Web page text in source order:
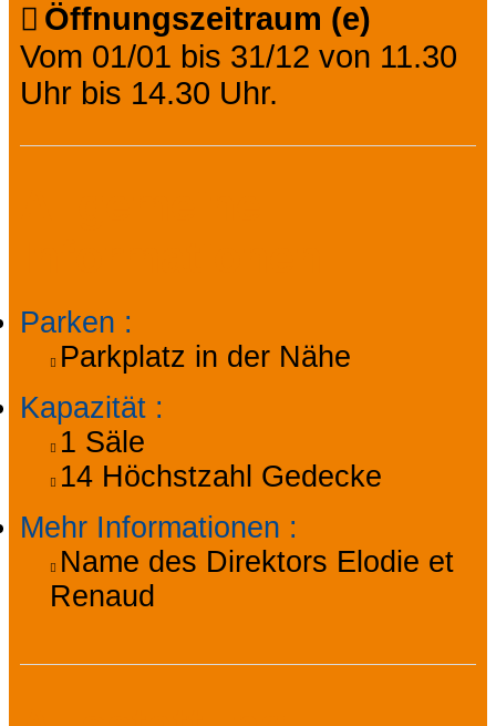
Öffnungszeitraum (e)
Vom 01/01 bis 31/12 von 11.30
Uhr bis 14.30 Uhr.
Parken :
Parkplatz in der Nähe
Kapazität :
1 Säle
14 Höchstzahl Gedecke
Mehr Informationen :
Name des Direktors Elodie et
Renaud